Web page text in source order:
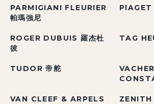
PARMIGIANI FLEURIER
帕瑪強尼
PIAGET
ROGER DUBUIS 羅杰杜
彼
TAG
TUDOR 帝舵
VAN CLEEF & ARPELS
ZENITH